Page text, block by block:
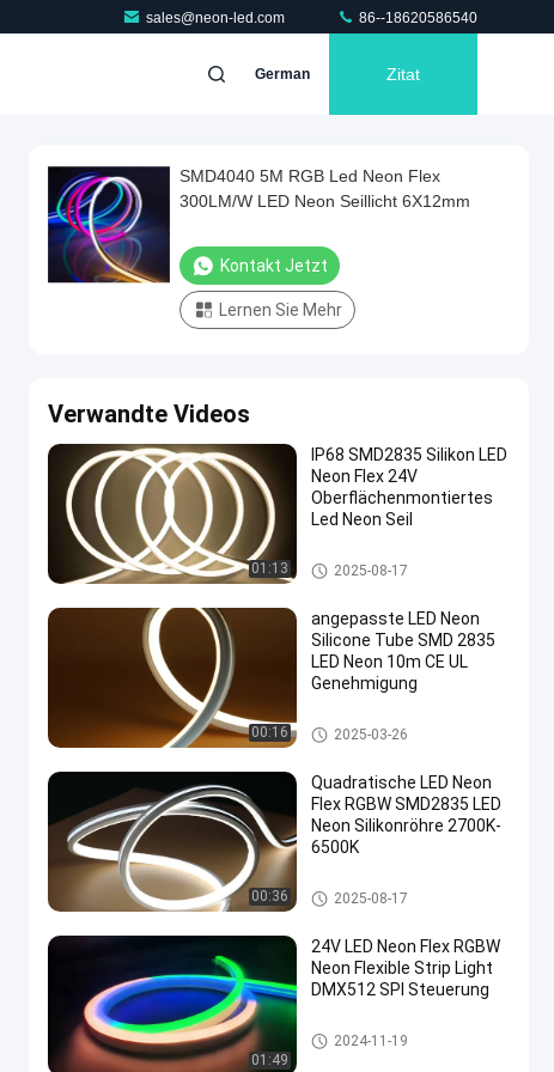
sales@neon-led.com 86--18620586540
German Zitat
SMD4040 5M RGB Led Neon Flex
300LM/W LED Neon Seillicht 6X12mm
Kontakt Jetzt
Lernen Sie Mehr
Verwandte Videos
01:13
IP68 SMD2835 Silikon LED
Neon Flex 24V
Oberflächenmontiertes
Led Neon Seil
Silikon-LED-Neonseillicht
2025-08-17
00:16
angepasste LED Neon
Silicone Tube SMD 2835
LED Neon 10m CE UL
Genehmigung
Silikon-LED-Neonseillicht
2025-03-26
00:36
Quadratische LED Neon
Flex RGBW SMD2835 LED
Neon Silikonröhre 2700K-
6500K
Silikon-LED-Neonseillicht
2025-08-17
01:49
24V LED Neon Flex RGBW
Neon Flexible Strip Light
DMX512 SPI Steuerung
Silikon-LED-Neonseillicht
2024-11-19